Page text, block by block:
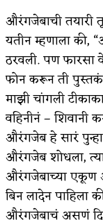
औरंगजेबाची तयारी
यतीन म्हणाला की,
ठरवली. पण फारसा
फोन करून ती पुस्तकं
माझी चांगली
वहिनीनं –
औरंगजेब हे सारं
औरंगजेब शोधला,
औरंगजेबाच्या एकूण
बिन लादेन पाहिला